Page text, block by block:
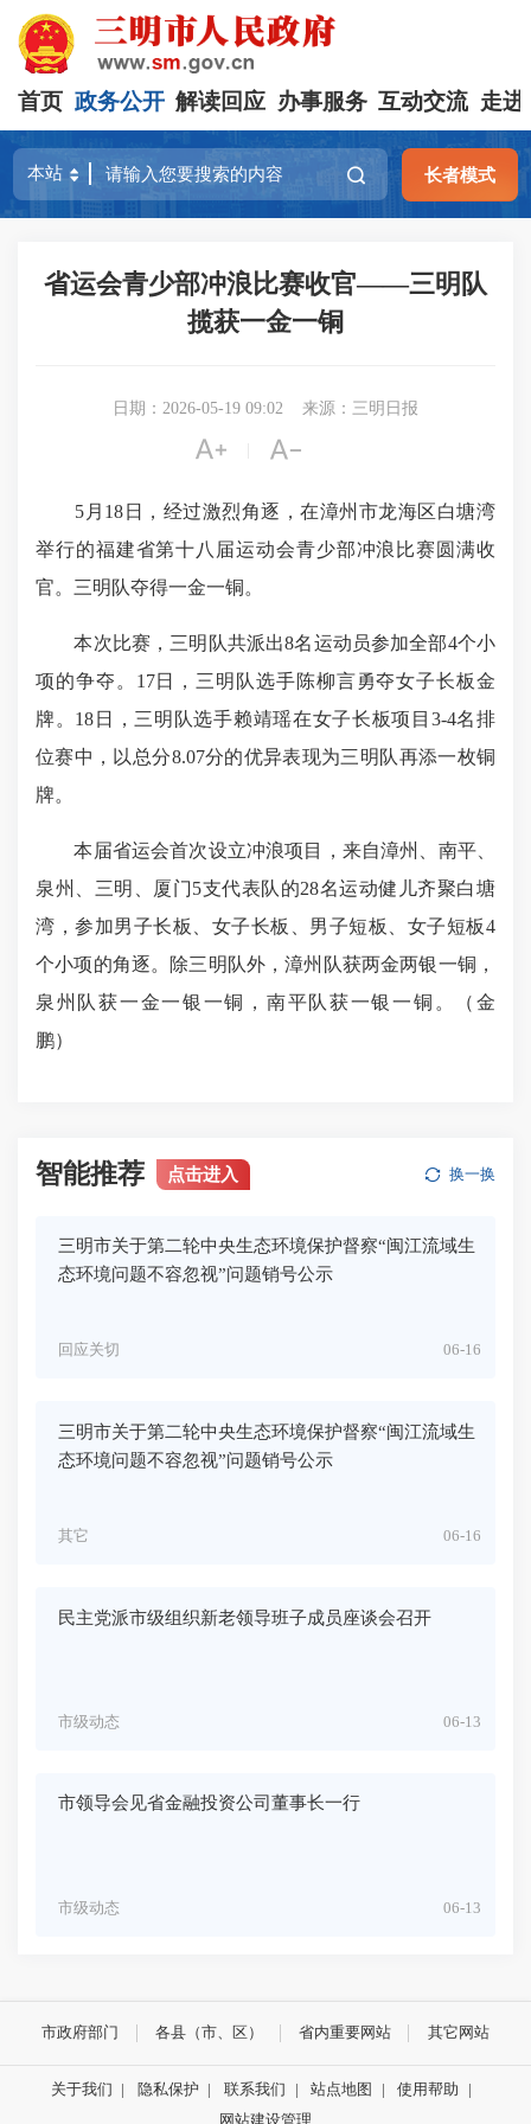
首页 政务公开 解读回应 办事服务 互动交流 走进
长者模式
省运会青少部冲浪比赛收官——三明队
揽获一金一铜
日期：2026-05-19 09:02 来源：三明日报
 
5月18日，经过激烈角逐，在漳州市龙海区白塘湾
举行的福建省第十八届运动会青少部冲浪比赛圆满收
官。三明队夺得一金一铜。
本次比赛，三明队共派出8名运动员参加全部4个小
项的争夺。17日，三明队选手陈柳言勇夺女子长板金
牌。18日，三明队选手赖靖瑶在女子长板项目3-4名排
位赛中，以总分8.07分的优异表现为三明队再添一枚铜
牌。
本届省运会首次设立冲浪项目，来自漳州、南平、
泉州、三明、厦门5支代表队的28名运动健儿齐聚白塘
湾，参加男子长板、女子长板、男子短板、女子短板4
个小项的角逐。除三明队外，漳州队获两金两银一铜，
泉州队获一金一银一铜，南平队获一银一铜。（金
鹏）
智能推荐 点击进入 换一换
三明市关于第二轮中央生态环境保护督察“闽江流域生
态环境问题不容忽视”问题销号公示
06-16
回应关切
三明市关于第二轮中央生态环境保护督察“闽江流域生
态环境问题不容忽视”问题销号公示
06-16
其它
民主党派市级组织新老领导班子成员座谈会召开
06-13
市级动态
市领导会见省金融投资公司董事长一行
06-13
市级动态
市政府部门 各县（市、区） 省内重要网站 其它网站
关于我们 | 隐私保护 | 联系我们 | 站点地图 | 使用帮助
|
网站建设管理